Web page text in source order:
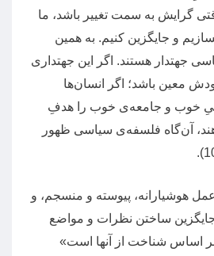
گرایش به سمت تغییر باشد، ما
و جایگزین کنیم. به همین
جهتدار هستند. اگر این جهتداری
معین باشد؛‌ اگر انسان‌ها
خوب و جامعه‌ی خوب را هدفِ
آن‌گاه فلسفه‌ی سیاسی ظهور
هوشیارانه، پیوسته و منسجم، و
ساختن نظرات و مواضع
اساس شناخت از آنها است»